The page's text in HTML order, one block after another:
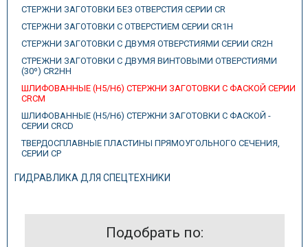
СТЕРЖНИ ЗАГОТОВКИ БЕЗ ОТВЕРСТИЯ СЕРИИ CR
СТЕРЖНИ ЗАГОТОВКИ С ОТВЕРСТИЕМ СЕРИИ CR1H
СТЕРЖНИ ЗАГОТОВКИ С ДВУМЯ ОТВЕРСТИЯМИ СЕРИИ CR2H
СТРЕЖНИ ЗАГОТОВКИ С ДВУМЯ ВИНТОВЫМИ ОТВЕРСТИЯМИ
(30º) CR2HH
ШЛИФОВАННЫЕ (H5/H6) СТЕРЖНИ ЗАГОТОВКИ С ФАСКОЙ СЕРИИ
CRCM
ШЛИФОВАННЫЕ (H5/H6) СТЕРЖНИ ЗАГОТОВКИ С ФАСКОЙ -
СЕРИИ CRCD
ТВЕРДОСПЛАВНЫЕ ПЛАСТИНЫ ПРЯМОУГОЛЬНОГО СЕЧЕНИЯ,
СЕРИИ CP
ГИДРАВЛИКА ДЛЯ СПЕЦТЕХНИКИ
Подобрать по: